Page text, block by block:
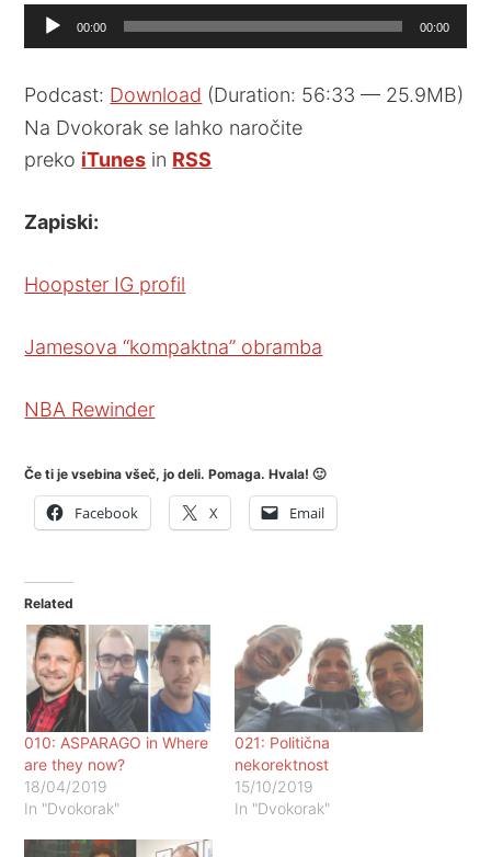
Audio
Player
00:00 00:00
Podcast: Download (Duration: 56:33 — 25.9MB)
Na Dvokorak se lahko naročite
preko iTunes in RSS
Zapiski:
Hoopster IG profil
Jamesova “kompaktna” obramba
NBA Rewinder
Če ti je vsebina všeč, jo deli. Pomaga. Hvala! 🙂
Facebook X Email
Related
010: ASPARAGO in Where
are they now?
18/04/2019
In "Dvokorak"
021: Politična
nekorektnost
15/10/2019
In "Dvokorak"